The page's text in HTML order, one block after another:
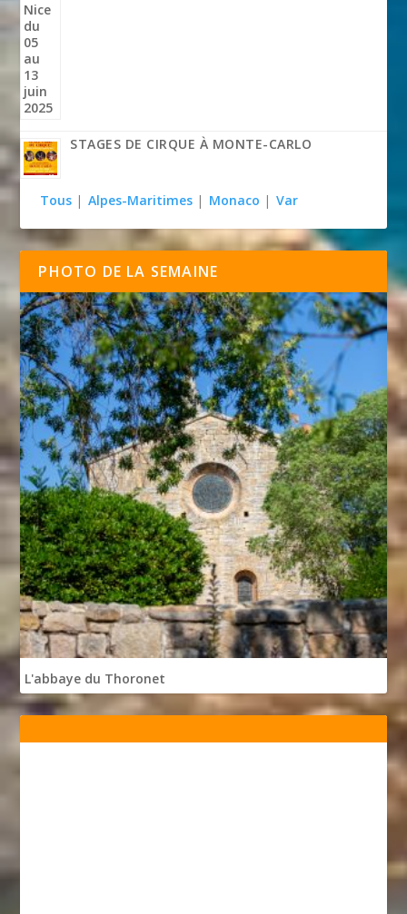
STAGES DE CIRQUE À MONTE-CARLO
Tous | Alpes-Maritimes | Monaco | Var
PHOTO DE LA SEMAINE
L'abbaye du Thoronet